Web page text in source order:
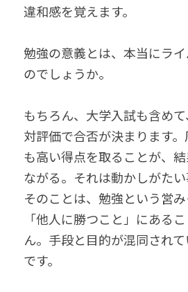
違和感を覚えます。
勉強の意義とは、本当にラ
のでしょうか。
もちろん、大学入試も含め
対評価で合否が決まります
も高い得点を取ることが、
ながる。それは動かしがた
そのことは、勉強という営
「他人に勝つこと」にある
ん。手段と目的が混同され
です。